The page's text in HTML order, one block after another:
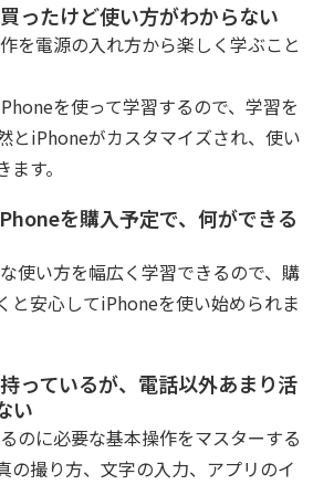
ったけど使い方がわからない
を電源の入れ方から楽しく学ぶこと
を使って学習するので、学習を
とiPhoneがカスタマイズされ、使い
す。
を購入予定で、何ができる
使い方を幅広く学習できるので、購
と安心してiPhoneを使い始められま
っているが、電話以外あまり活
い
のに必要な基本操作をマスターする
の撮り方、文字の入力、アプリのイ